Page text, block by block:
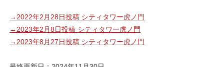
→2022年2月28日投稿 シティタワー虎ノ門
→2023年2月8日投稿 シティタワー虎ノ門
→2023年8月27日投稿 シティタワー虎ノ門